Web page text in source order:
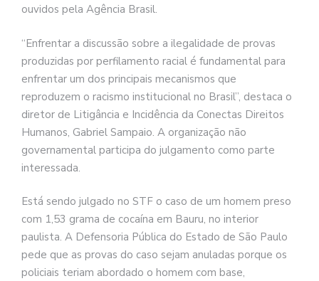
ouvidos pela Agência Brasil.
“Enfrentar a discussão sobre a ilegalidade de provas
produzidas por perfilamento racial é fundamental para
enfrentar um dos principais mecanismos que
reproduzem o racismo institucional no Brasil”, destaca o
diretor de Litigância e Incidência da Conectas Direitos
Humanos, Gabriel Sampaio. A organização não
governamental participa do julgamento como parte
interessada.
Está sendo julgado no STF o caso de um homem preso
com 1,53 grama de cocaína em Bauru, no interior
paulista. A Defensoria Pública do Estado de São Paulo
pede que as provas do caso sejam anuladas porque os
policiais teriam abordado o homem com base,